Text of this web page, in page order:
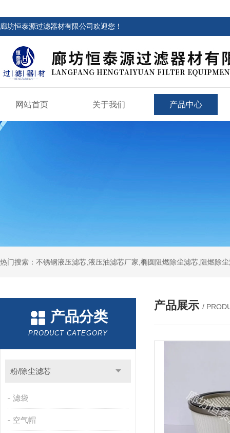
廊坊恒泰源过滤器材有限公司欢迎您！
网站首页 关于我们 产品中心
热门搜索：不锈钢液压滤芯,液压油滤芯厂家,椭圆阻燃除尘滤芯,阻燃除
产品分类
PRODUCT CATEGORY
粉/除尘滤芯
滤袋
空气帽
产品展示 /